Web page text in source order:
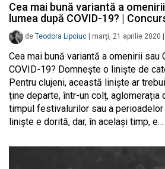
Cea mai bună variantă a
lumea după COVID-19? |
de Teodora Lipciuc marți, 21 aprilie 2020
Cea mai bună variantă a omenirii sau
COVID-19? Domnește o liniște de
Pentru clujeni, această liniște ar
ține departe, într-un colț, aglomerația
timpul festivalurilor sau a
liniște e dorită, dar, în același timp, e…